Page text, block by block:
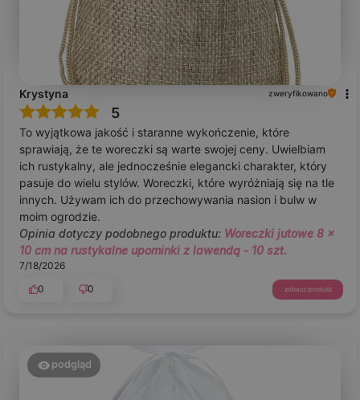
Krystyna zweryfikowano
5
To wyjątkowa jakość i staranne wykończenie, które
sprawiają, że te woreczki są warte swojej ceny. Uwielbiam
ich rustykalny, ale jednocześnie elegancki charakter, który
pasuje do wielu stylów. Woreczki, które wyróżniają się na tle
innych. Używam ich do przechowywania nasion i bulw w
moim ogrodzie.
Opinia dotyczy podobnego produktu: Woreczki jutowe 8 x
10 cm na rustykalne upominki z lawendą - 10 szt.
7/18/2026
0
0 zobacz produkt
podgląd